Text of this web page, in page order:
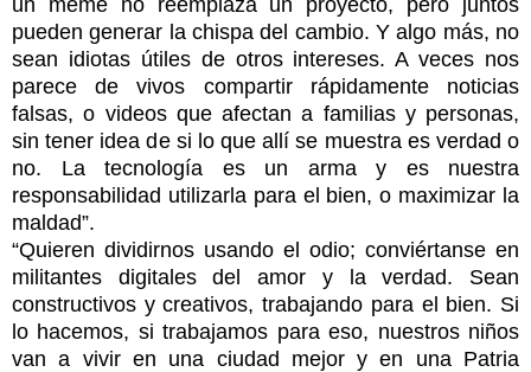
pueden generar la chispa del cambio. Y algo más, no
sean idiotas útiles de otros intereses. A veces nos
parece de vivos compartir rápidamente noticias
falsas, o videos que afectan a familias y personas,
sin tener idea de si lo que allí se muestra es verdad o
no. La tecnología es un arma y es nuestra
responsabilidad utilizarla para el bien, o maximizar la
maldad”.
“Quieren dividirnos usando el odio; conviértanse en
militantes digitales del amor y la verdad. Sean
constructivos y creativos, trabajando para el bien. Si
lo hacemos, si trabajamos para eso, nuestros niños
van a vivir en una ciudad mejor y en una Patria